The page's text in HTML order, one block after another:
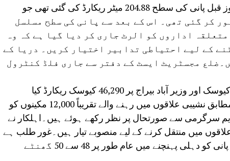
نشان سے کچھ ہی فاصلے پر ہے۔ ایک روز قبل پانی کی سطح 204.88 میٹر ریکارڈ کی گئی تھی جو
عبور کر گئی تھی۔ اس کے بعد سے پانی کی سطح مسلسل
اداروں کو الرٹ جاری کر دیا گیا ہے کہ وہ
کے لیے احتیاطی تدابیر اختیار کریں۔ دریا کے
مجسٹریٹ ایسٹ کے دفتر سے جاری فلڈ کنٹرول
ہتھنی کنڈ بیراج پر پانی کا اخراج 24,613 کیوسک اور وزیر آباد بیراج پر 46,290 کیوسک ریکارڈ کیا
گیا۔”محکمہ آبپاشی اور فلڈ کنٹرول کے مطابق نشیبی علاقوں میں رہنے والے تقریباً 12,000 مکینوں کو
سرگرمی سے صورتحال پر نظر رکھے ہوئے ہیں۔اہلکار نے
میں منتقل کرنے کے لیے منصوبے تیار ہیں۔غور طلب ہے
کہ ہتھنی کنڈ بیراج سے چھوڑے جانے والے پانی کو دہلی پہنچنے میں عام طور پر 48 سے 50 گھنٹے